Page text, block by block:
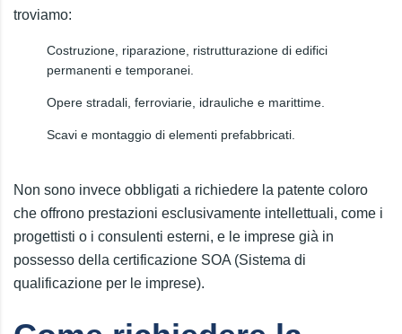
troviamo:
Costruzione, riparazione, ristrutturazione di edifici
permanenti e temporanei.
Opere stradali, ferroviarie, idrauliche e marittime.
Scavi e montaggio di elementi prefabbricati.
Non sono invece obbligati a richiedere la patente coloro
che offrono prestazioni esclusivamente intellettuali, come i
progettisti o i consulenti esterni, e le imprese già in
possesso della certificazione SOA (Sistema di
qualificazione per le imprese).